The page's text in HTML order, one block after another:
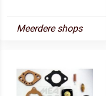
Meerdere shops